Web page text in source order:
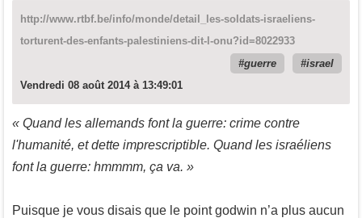
http://www.rtbf.be/info/monde/detail_les-soldats-israeliens-
torturent-des-enfants-palestiniens-dit-l-onu?id=8022933
guerre
israel
Vendredi 08 août 2014 à 13:49:01
« Quand les allemands font la guerre: crime contre
l'humanité, et dette imprescriptible. Quand les israéliens
font la guerre: hmmmm, ça va. »
Puisque je vous disais que le point godwin n’a plus aucun